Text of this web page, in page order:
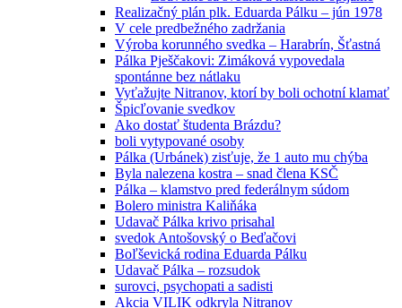
Realizačný plán plk. Eduarda Pálku – jún 1978
V cele predbežného zadržania
Výroba korunného svedka – Harabrín, Šťastná
Pálka Pješčakovi: Zimáková vypovedala
spontánne bez nátlaku
Vyťažujte Nitranov, ktorí by boli ochotní klamať
Špicľovanie svedkov
Ako dostať študenta Brázdu?
boli vytypované osoby
Pálka (Urbánek) zisťuje, že 1 auto mu chýba
Byla nalezena kostra – snad člena KSČ
Pálka – klamstvo pred federálnym súdom
Bolero ministra Kaliňáka
Udavač Pálka krivo prisahal
svedok Antošovský o Beďačovi
Boľševická rodina Eduarda Pálku
Udavač Pálka – rozsudok
surovci, psychopati a sadisti
Akcia VILIK odkryla Nitranov